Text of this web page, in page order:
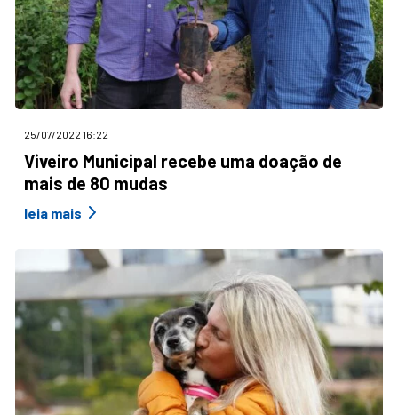
25/07/2022 16:22
Viveiro Municipal recebe uma doação de
mais de 80 mudas
leia mais